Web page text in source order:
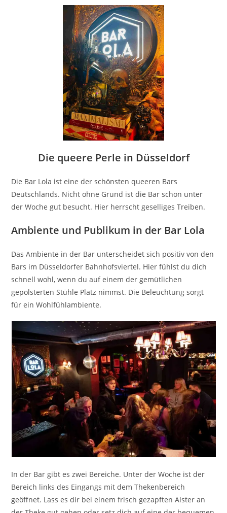
Die queere Perle in Düsseldorf
Die Bar Lola ist eine der schönsten queeren Bars
Deutschlands. Nicht ohne Grund ist die Bar schon unter
der Woche gut besucht. Hier herrscht geselliges Treiben.
Ambiente und Publikum in der Bar Lola
Das Ambiente in der Bar unterscheidet sich positiv von den
Bars im Düsseldorfer Bahnhofsviertel. Hier fühlst du dich
schnell wohl, wenn du auf einem der gemütlichen
gepolsterten Stühle Platz nimmst. Die Beleuchtung sorgt
für ein Wohlfühlambiente.
In der Bar gibt es zwei Bereiche. Unter der Woche ist der
Bereich links des Eingangs mit dem Thekenbereich
geöffnet. Lass es dir bei einem frisch gezapften Alster an